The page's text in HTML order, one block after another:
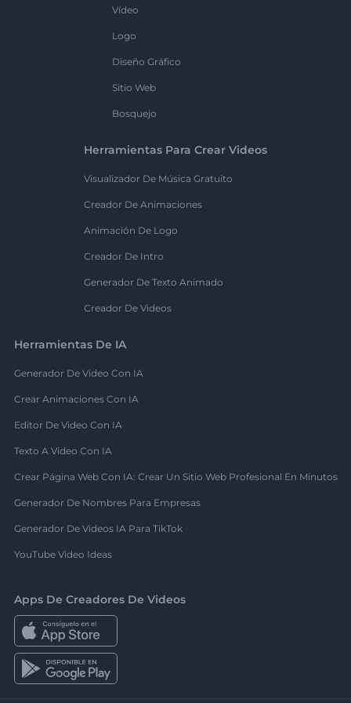
Vídeo
Logo
Diseño Gráfico
Sitio Web
Bosquejo
Herramientas Para Crear Videos
Visualizador De Música Gratuito
Creador De Animaciones
Animación De Logo
Creador De Intro
Generador De Texto Animado
Creador De Videos
Herramientas De IA
Generador De Video Con IA
Crear Animaciones Con IA
Editor De Video Con IA
Texto A Video Con IA
Crear Página Web Con IA: Crear Un Sitio Web Profesional En Minutos
Generador De Nombres Para Empresas
Generador De Videos IA Para TikTok
YouTube Video Ideas
Apps De Creadores De Videos